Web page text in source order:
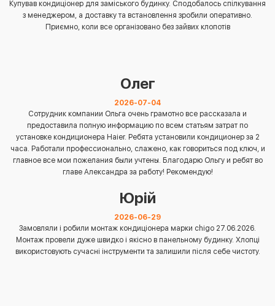
Купував кондиціонер для заміського будинку. Сподобалось спілкування
з менеджером, а доставку та встановлення зробили оперативно.
Приємно, коли все організовано без зайвих клопотів
Олег
2026-07-04
Сотрудник компании Ольга очень грамотно все рассказала и
предоставила полную информацию по всем статьям затрат по
установке кондиционера Haier. Ребята установили кондиционер за 2
часа. Работали профессионально, слажено, как говориться под ключ, и
главное все мои пожелания были учтены. Благодарю Ольгу и ребят во
главе Александра за работу! Рекомендую!
Юрій
2026-06-29
Замовляли і робили монтаж кондиціонера марки chigo 27.06.2026.
Монтаж провели дуже швидко і якісно в панельному будинку. Хлопці
використовують сучасні інструменти та залишили після себе чистоту.